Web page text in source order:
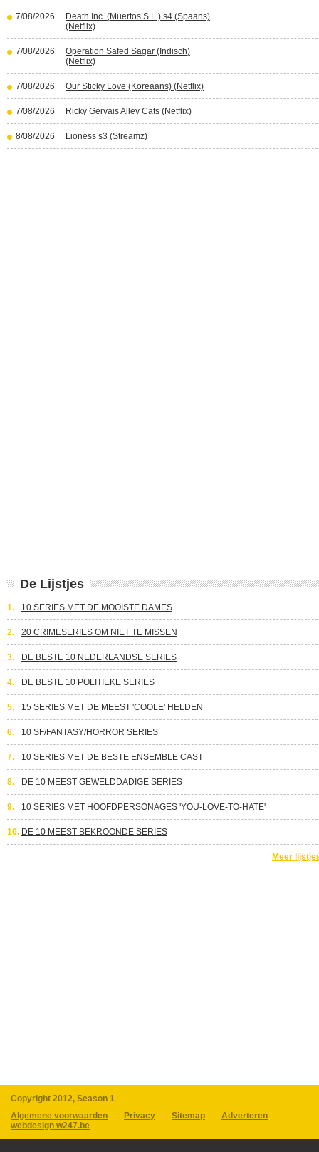
7/08/2026
Death Inc. (Muertos S.L.) s4 (Spaans)
(Netflix)
7/08/2026
Operation Safed Sagar (Indisch)
(Netflix)
7/08/2026 Our Sticky Love (Koreaans) (Netflix)
7/08/2026 Ricky Gervais Alley Cats (Netflix)
8/08/2026 Lioness s3 (Streamz)
De Lijstjes
1. 10 SERIES MET DE MOOISTE DAMES
2. 20 CRIMESERIES OM NIET TE MISSEN
3. DE BESTE 10 NEDERLANDSE SERIES
4. DE BESTE 10 POLITIEKE SERIES
5. 15 SERIES MET DE MEEST 'COOLE' HELDEN
6. 10 SF/FANTASY/HORROR SERIES
7. 10 SERIES MET DE BESTE ENSEMBLE CAST
8. DE 10 MEEST GEWELDDADIGE SERIES
9. 10 SERIES MET HOOFDPERSONAGES 'YOU-LOVE-TO-HATE'
10. DE 10 MEEST BEKROONDE SERIES
Meer
Copyright 2012, Season 1
Algemene voorwaarden
Privacy Sitemap
Adverteren
webdesign w247.be